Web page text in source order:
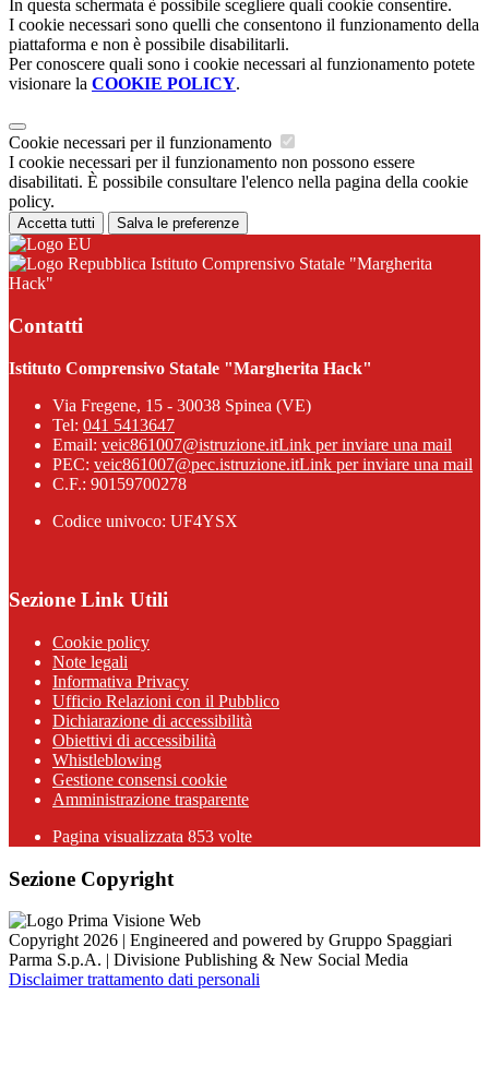
In questa schermata è possibile scegliere quali cookie consentire.
I cookie necessari sono quelli che consentono il funzionamento della
piattaforma e non è possibile disabilitarli.
Per conoscere quali sono i cookie necessari al funzionamento potete
visionare la COOKIE POLICY.
Cookie necessari per il funzionamento
I cookie necessari per il funzionamento non possono essere
disabilitati. È possibile consultare l'elenco nella pagina della cookie
policy.
Accetta tutti Salva le preferenze
Istituto Comprensivo Statale "Margherita
Hack"
Contatti
Istituto Comprensivo Statale "Margherita Hack"
Via Fregene, 15 - 30038 Spinea (VE)
Tel: 041 5413647
Email: veic861007@istruzione.itLink per inviare una mail
PEC: veic861007@pec.istruzione.itLink per inviare una mail
C.F.: 90159700278
Codice univoco: UF4YSX
Sezione Link Utili
Cookie policy
Note legali
Informativa Privacy
Ufficio Relazioni con il Pubblico
Dichiarazione di accessibilità
Obiettivi di accessibilità
Whistleblowing
Gestione consensi cookie
Amministrazione trasparente
Pagina visualizzata 853 volte
Sezione Copyright
Copyright 2026 | Engineered and powered by Gruppo Spaggiari
Parma S.p.A. | Divisione Publishing & New Social Media
Disclaimer trattamento dati personali